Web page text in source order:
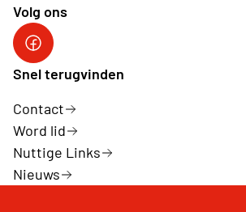
Volg ons
neos lanaken facebook
Snel terugvinden
Contact
Word lid
Nuttige Links
Nieuws